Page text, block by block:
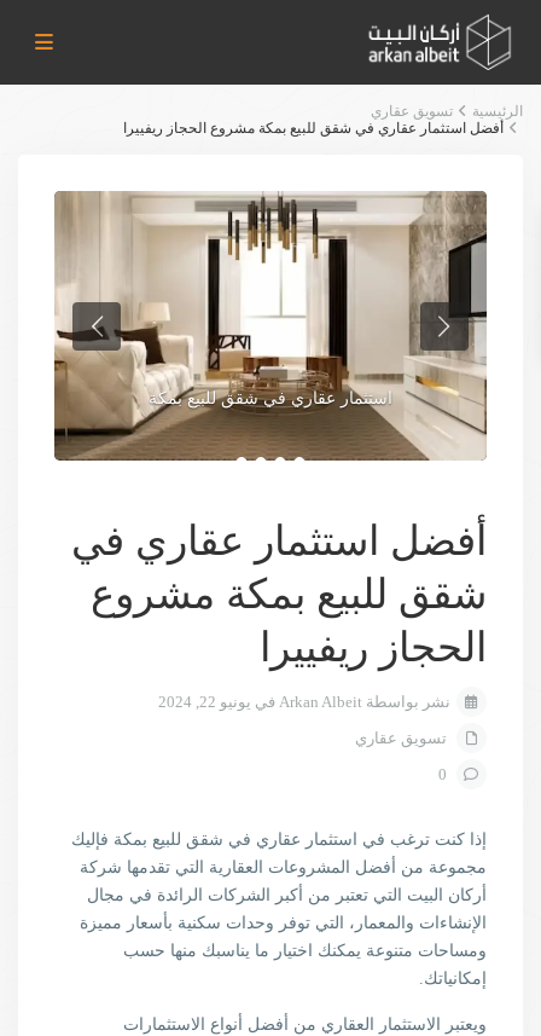
الرئيسية
تسويق عقاري
أفضل استثمار عقاري في شقق للبيع بمكة مشروع الحجاز ريفييرا
استثمار عقاري في شقق للبيع بمكة
أفضل استثمار عقاري في
شقق للبيع بمكة مشروع
الحجاز ريفييرا
نشر بواسطة Arkan Albeit في يونيو 22, 2024
تسويق عقاري
إذا كنت ترغب في استثمار عقاري في شقق للبيع بمكة فإليك
مجموعة من أفضل المشروعات العقارية التي تقدمها شركة
أركان البيت التي تعتبر من أكبر الشركات الرائدة في مجال
الإنشاءات والمعمار، التي توفر وحدات سكنية بأسعار مميزة
ومساحات متنوعة يمكنك اختيار ما يناسبك منها حسب
إمكانياتك.
ويعتبر الاستثمار العقاري من أفضل أنواع الاستثمارات